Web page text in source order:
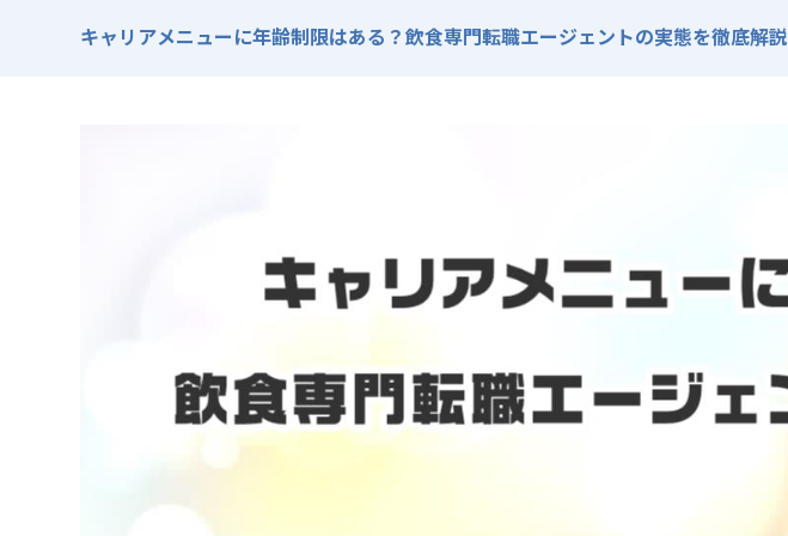
キャリアメニューに年齢制限はある？飲食専門転職エージェントの実態を徹底解説